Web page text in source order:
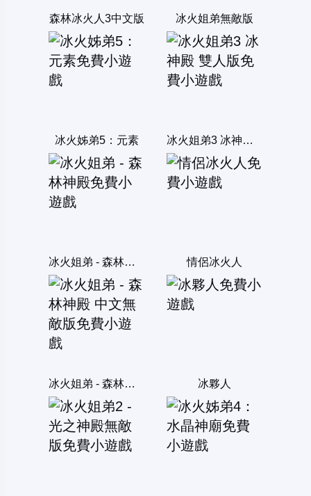
森林冰火人3中文版 冰火姐弟無敵版
冰火姊弟5：元素 冰火姐弟3 冰神殿 雙人版
冰火姐弟 - 森林神殿 情侶冰火人
冰火姐弟 - 森林神殿 中文無敵版 冰夥人